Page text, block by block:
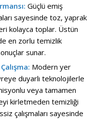
Güçlü emiş
sayesinde toz, yaprak
kolayca toplar. Üstün
en zorlu temizlik
sunar.
Modern yer
duyarlı teknolojilerle
veya tamamen
kirletmeden temizliği
çalışmaları sayesinde